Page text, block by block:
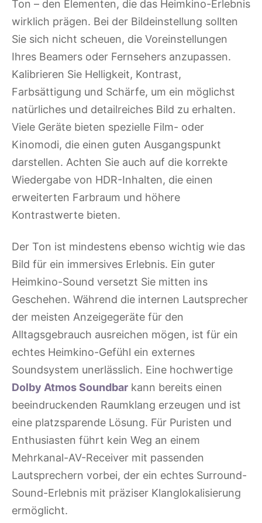
Ton – den Elementen, die das Heimkino-Erlebnis
wirklich prägen. Bei der Bildeinstellung sollten
Sie sich nicht scheuen, die Voreinstellungen
Ihres Beamers oder Fernsehers anzupassen.
Kalibrieren Sie Helligkeit, Kontrast,
Farbsättigung und Schärfe, um ein möglichst
natürliches und detailreiches Bild zu erhalten.
Viele Geräte bieten spezielle Film- oder
Kinomodi, die einen guten Ausgangspunkt
darstellen. Achten Sie auch auf die korrekte
Wiedergabe von HDR-Inhalten, die einen
erweiterten Farbraum und höhere
Kontrastwerte bieten.
Der Ton ist mindestens ebenso wichtig wie das
Bild für ein immersives Erlebnis. Ein guter
Heimkino-Sound versetzt Sie mitten ins
Geschehen. Während die internen Lautsprecher
der meisten Anzeigegeräte für den
Alltagsgebrauch ausreichen mögen, ist für ein
echtes Heimkino-Gefühl ein externes
Soundsystem unerlässlich. Eine hochwertige
Dolby Atmos Soundbar kann bereits einen
beeindruckenden Raumklang erzeugen und ist
eine platzsparende Lösung. Für Puristen und
Enthusiasten führt kein Weg an einem
Mehrkanal-AV-Receiver mit passenden
Lautsprechern vorbei, der ein echtes Surround-
Sound-Erlebnis mit präziser Klanglokalisierung
ermöglicht.